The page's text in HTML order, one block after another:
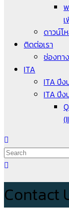
ดาวน์โ
ติดต่อเรา
ช่องทา
ITA
ITA ปีง
ITA ปี
Contact